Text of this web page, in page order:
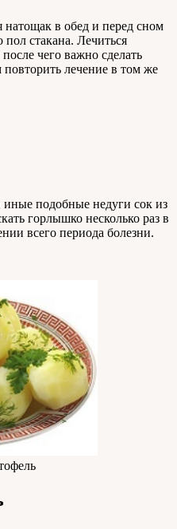
в обед и перед сном
стакана. Лечиться
чего важно сделать
лечение в том же
подобные недуги сок из
горлышко несколько раз в
всего периода болезни.